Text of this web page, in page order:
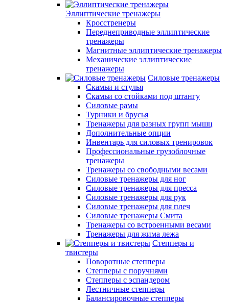
Эллиптические тренажеры
Кросстренеры
Переднеприводные эллиптические
тренажеры
Магнитные эллиптические тренажеры
Механические эллиптические
тренажеры
Силовые тренажеры
Скамьи и стулья
Скамьи со стойками под штангу
Силовые рамы
Турники и брусья
Тренажеры для разных групп мышц
Дополнительные опции
Инвентарь для силовых тренировок
Профессиональные грузоблочные
тренажеры
Тренажеры со свободными весами
Силовые тренажеры для ног
Силовые тренажеры для пресса
Силовые тренажеры для рук
Силовые тренажеры для плеч
Силовые тренажеры Смита
Тренажеры со встроенными весами
Тренажеры для жима лежа
Степперы и
твистеры
Поворотные степперы
Степперы с поручнями
Степперы с эспандером
Лестничные степперы
Балансировочные степперы